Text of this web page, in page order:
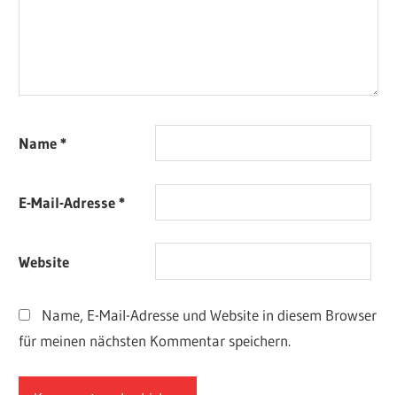
Name*
E-Mail-Adresse*
Website
Name, E-Mail-Adresse und Website in diesem Browser
für meinen nächsten Kommentar speichern.